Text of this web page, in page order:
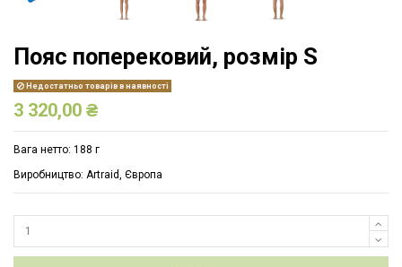
Пояс поперековий, розмір S
Недостатньо товарів в наявності
3 320,00 ₴
Вага нетто: 188 г
Виробництво: Artraid, Європа